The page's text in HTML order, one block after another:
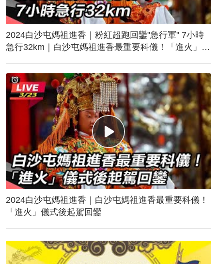
2024白沙屯媽祖進香｜粉紅超跑回鑾"急行軍" 7小時
急行32km｜白沙屯媽祖進香最重要科儀！「進火」儀
2024白沙屯媽祖進香｜白沙屯媽祖進香最重要科儀！
「進火」儀式後起駕回鑾